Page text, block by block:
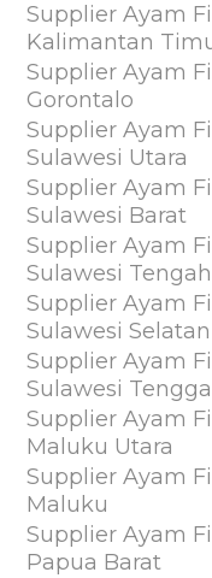
Supplier Ayam
Kalimantan
Supplier Ayam
Gorontalo
Supplier Ayam
Sulawesi Utara
Supplier Ayam
Sulawesi Barat
Supplier Ayam
Sulawesi Tengah
Supplier Ayam
Sulawesi Selatan
Supplier Ayam
Sulawesi
Supplier Ayam
Maluku Utara
Supplier Ayam
Maluku
Supplier Ayam
Papua Barat